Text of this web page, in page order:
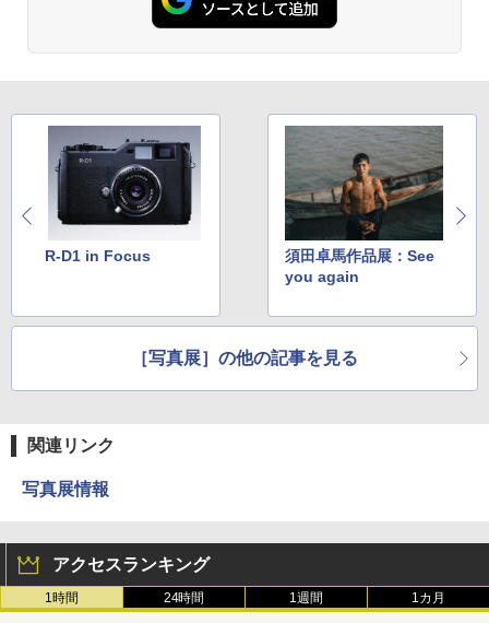
R-D1 in Focus
須田卓馬作品展：See
you again
［写真展］の他の記事を見る
関連リンク
写真展情報
アクセスランキング
1時間 24時間 1週間 1カ月